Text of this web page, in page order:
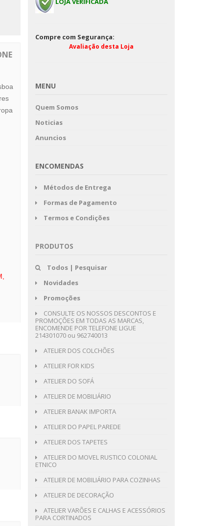
Compre com Segurança:
Avaliação desta Loja
MENU
Quem Somos
Noticias
Anuncios
ENCOMENDAS
Métodos de Entrega
Formas de Pagamento
Termos e Condições
PRODUTOS
Todos | Pesquisar
Novidades
Promoções
CONSULTE OS NOSSOS DESCONTOS E
PROMOÇÕES EM TODAS AS MARCAS,
ENCOMENDE POR TELEFONE LIGUE
214301070 ou 962740013
ATELIER DOS COLCHÕES
ATELIER FOR KIDS
ATELIER DO SOFÁ
ATELIER DE MOBILIÁRIO
ATELIER BANAK IMPORTA
ATELIER DO PAPEL PAREDE
ATELIER DOS TAPETES
ATELIER DO MOVEL RUSTICO COLONIAL
ETNICO
ATELIER DE MOBILIÁRIO PARA COZINHAS
ATELIER DE DECORAÇÃO
ATELIER VARÕES E CALHAS E ACESSÓRIOS
PARA CORTINADOS